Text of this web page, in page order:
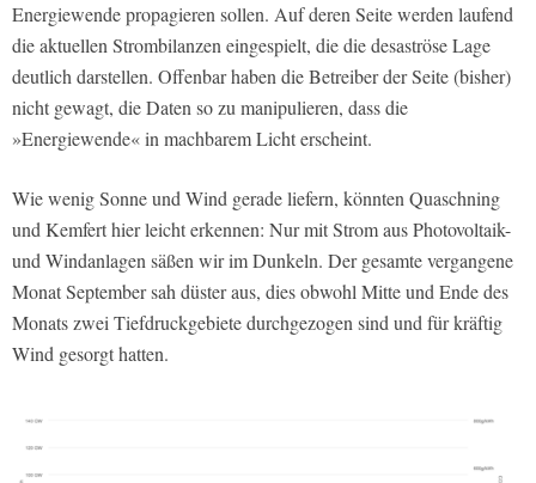
Energiewende propagieren sollen. Auf deren Seite werden laufend
die aktuellen Strombilanzen eingespielt, die die desaströse Lage
deutlich darstellen. Offenbar haben die Betreiber der Seite (bisher)
nicht gewagt, die Daten so zu manipulieren, dass die
»Energiewende« in machbarem Licht erscheint.
Wie wenig Sonne und Wind gerade liefern, könnten Quaschning
und Kemfert hier leicht erkennen: Nur mit Strom aus Photovoltaik-
und Windanlagen säßen wir im Dunkeln. Der gesamte vergangene
Monat September sah düster aus, dies obwohl Mitte und Ende des
Monats zwei Tiefdruckgebiete durchgezogen sind und für kräftig
Wind gesorgt hatten.